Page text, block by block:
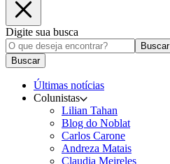
Digite sua busca
Buscar
Buscar
Últimas notícias
Colunistas
Lilian Tahan
Blog do Noblat
Carlos Carone
Andreza Matais
Claudia Meireles